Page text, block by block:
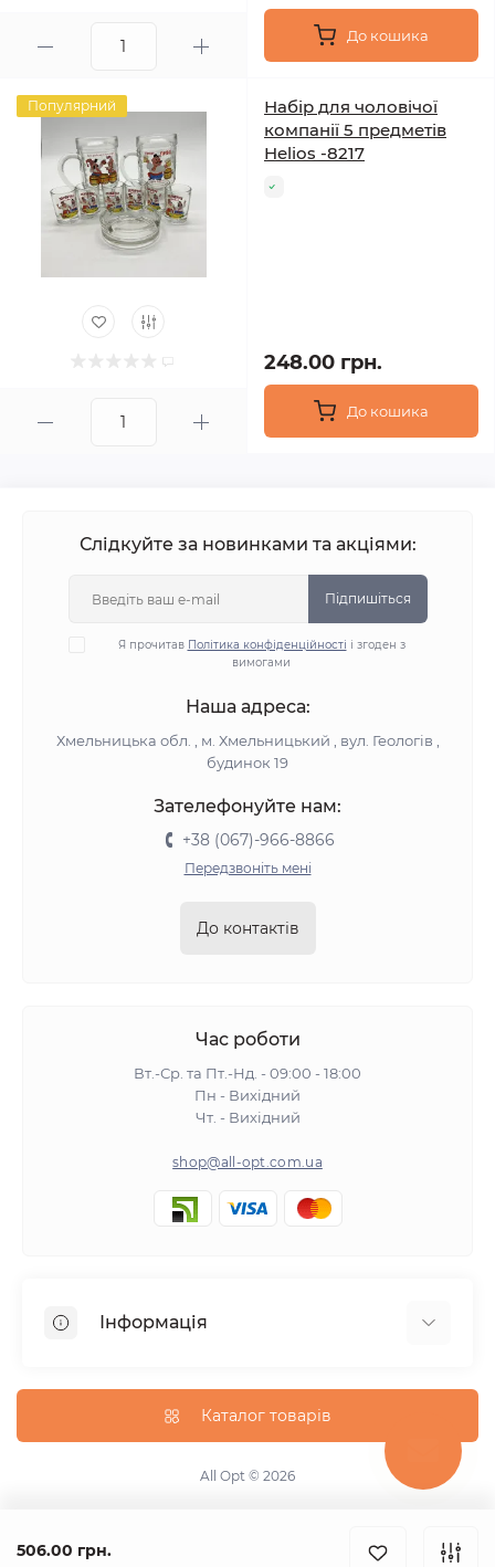
506.00 грн.
До кошика
Популярний
Набір для чоловічої
компанії 5 предметів
Helios -8217
248.00 грн.
До кошика
Слідкуйте за новинками та акціями:
Підпишіться
Я прочитав Політика конфіденційності і згоден з
вимогами
Наша адреса:
Хмельницька обл. , м. Хмельницький , вул. Геологів ,
будинок 19
Зателефонуйте нам:
+38 (067)-966-8866
Передзвоніть мені
До контактів
Час роботи
Вт.-Ср. та Пт.-Нд. - 09:00 - 18:00
Пн - Вихідний
Чт. - Вихідний
shop@all-opt.com.ua
Інформація
Оплата та доставка
Повернення та обмін
Політика конфіденційності
Каталог товарів
All Opt © 2026